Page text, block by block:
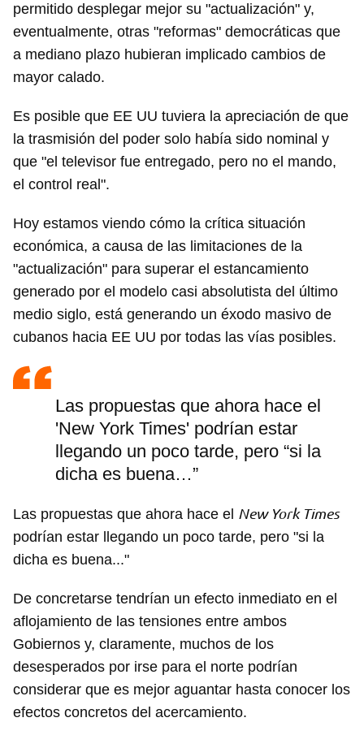
Guardar como favorito
Para poder guardar como favorito, primero has de
iniciar sesión con tu cuenta de 14ymedio.
permitido desplegar mejor su "actualización" y,
eventualmente, otras "reformas" democráticas que
a mediano plazo hubieran implicado cambios de
mayor calado.
Es posible que EE UU tuviera la apreciación de que
la trasmisión del poder solo había sido nominal y
que "el televisor fue entregado, pero no el mando,
el control real".
Hoy estamos viendo cómo la crítica situación
económica, a causa de las limitaciones de la
"actualización" para superar el estancamiento
generado por el modelo casi absolutista del último
medio siglo, está generando un éxodo masivo de
cubanos hacia EE UU por todas las vías posibles.
Las propuestas que ahora hace el
'New York Times' podrían estar
llegando un poco tarde, pero “si la
dicha es buena…”
Las propuestas que ahora hace el New York Times
podrían estar llegando un poco tarde, pero "si la
dicha es buena..."
De concretarse tendrían un efecto inmediato en el
aflojamiento de las tensiones entre ambos
Gobiernos y, claramente, muchos de los
desesperados por irse para el norte podrían
considerar que es mejor aguantar hasta conocer los
efectos concretos del acercamiento.